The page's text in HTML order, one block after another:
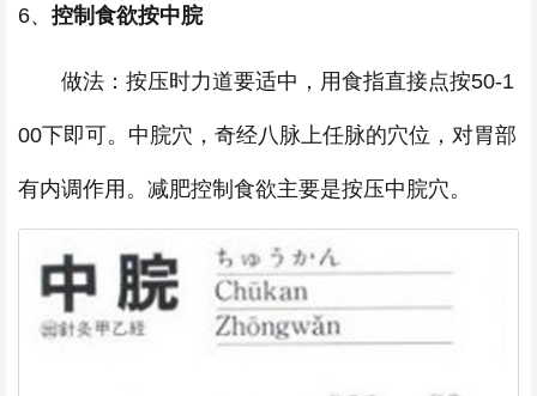
6、 控制食欲按中脘
做法：按压时力道要适中，用食指直接点按50-1
00下即可。中脘穴，奇经八脉上任脉的穴位，对胃部
有内调作用。减肥控制食欲主要是按压中脘穴。